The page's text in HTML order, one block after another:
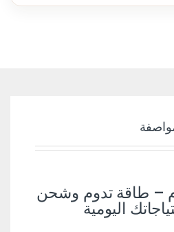
– طاقة تدوم وشحن
اليومية